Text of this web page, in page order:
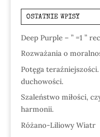
OSTATNIE WPISY
Deep Purple – ” =1 ”
Rozważania o
Potęga
duchowości.
Szaleństwo miłości,
harmonii.
Różano-Liliowy Wiatr